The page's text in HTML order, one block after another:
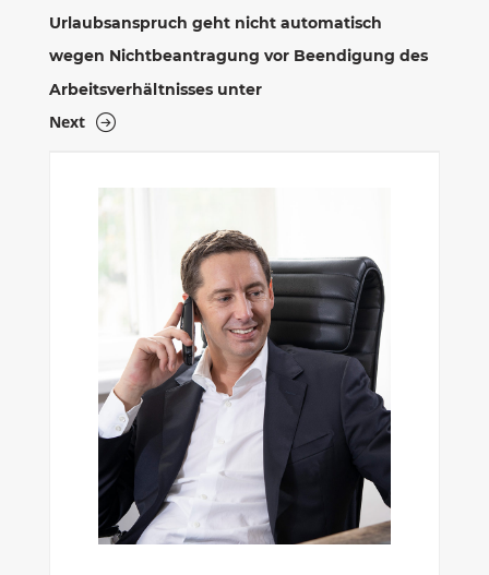
Urlaubsanspruch geht nicht automatisch
wegen Nichtbeantragung vor Beendigung des
Arbeitsverhältnisses unter
Next